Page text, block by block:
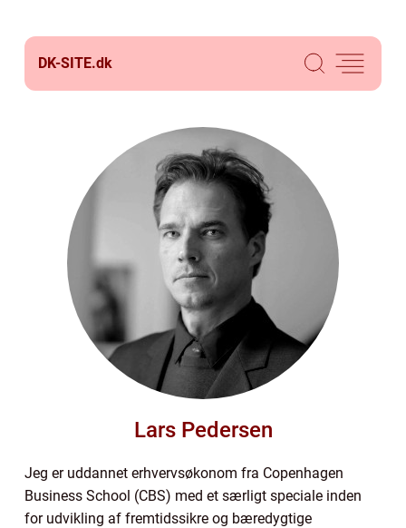
DK-SITE.dk
Lars Pedersen
Jeg er uddannet erhvervsøkonom fra Copenhagen
Business School (CBS) med et særligt speciale inden
for udvikling af fremtidssikre og bæredygtige